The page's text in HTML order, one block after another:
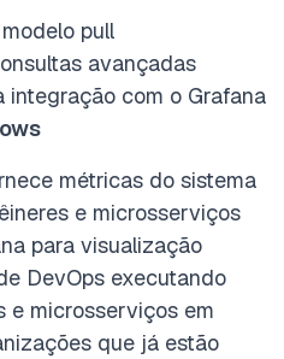
pull
avançadas
integração com o Grafana
métricas do sistema
e microsserviços
para visualização
DevOps executando
e microsserviços em
que já estão